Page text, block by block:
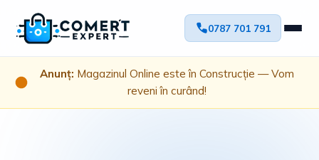
0787 701 791
Anunț: Magazinul Online este în Construcție — Vom
reveni în curând!